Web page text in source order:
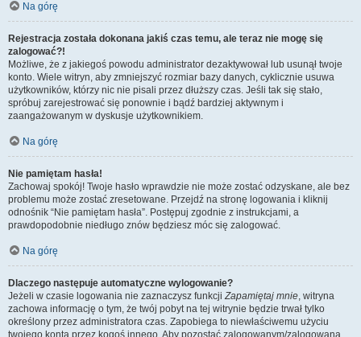
Na górę
Rejestracja została dokonana jakiś czas temu, ale teraz nie mogę się
zalogować?!
Możliwe, że z jakiegoś powodu administrator dezaktywował lub usunął twoje
konto. Wiele witryn, aby zmniejszyć rozmiar bazy danych, cyklicznie usuwa
użytkowników, którzy nic nie pisali przez dłuższy czas. Jeśli tak się stało,
spróbuj zarejestrować się ponownie i bądź bardziej aktywnym i
zaangażowanym w dyskusje użytkownikiem.
Na górę
Nie pamiętam hasła!
Zachowaj spokój! Twoje hasło wprawdzie nie może zostać odzyskane, ale bez
problemu może zostać zresetowane. Przejdź na stronę logowania i kliknij
odnośnik “Nie pamiętam hasła”. Postępuj zgodnie z instrukcjami, a
prawdopodobnie niedługo znów będziesz móc się zalogować.
Na górę
Dlaczego następuje automatyczne wylogowanie?
Jeżeli w czasie logowania nie zaznaczysz funkcjiZapamiętaj mnie, witryna
zachowa informację o tym, że twój pobyt na tej witrynie będzie trwał tylko
określony przez administratora czas. Zapobiega to niewłaściwemu użyciu
twojego konta przez kogoś innego. Aby pozostać zalogowanym/zalogowaną,